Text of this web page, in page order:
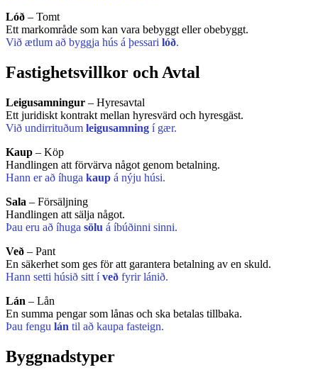
Lóð – Tomt
Ett markområde som kan vara bebyggt eller obebyggt.
Við ætlum að byggja hús á þessari lóð.
Fastighetsvillkor och Avtal
Leigusamningur – Hyresavtal
Ett juridiskt kontrakt mellan hyresvärd och hyresgäst.
Við undirrituðum leigusamning í gær.
Kaup – Köp
Handlingen att förvärva något genom betalning.
Hann er að íhuga kaup á nýju húsi.
Sala – Försäljning
Handlingen att sälja något.
Þau eru að íhuga sölu á íbúðinni sinni.
Veð – Pant
En säkerhet som ges för att garantera betalning av en skuld.
Hann setti húsið sitt íveð fyrir lánið.
Lán – Lån
En summa pengar som lånas och ska betalas tillbaka.
Þau fengu lán til að kaupa fasteign.
Byggnadstyper